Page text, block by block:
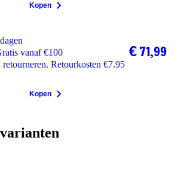
Kopen
vanaf €100
retourneren. Retourkosten €7.95
€ 71,99
Kopen